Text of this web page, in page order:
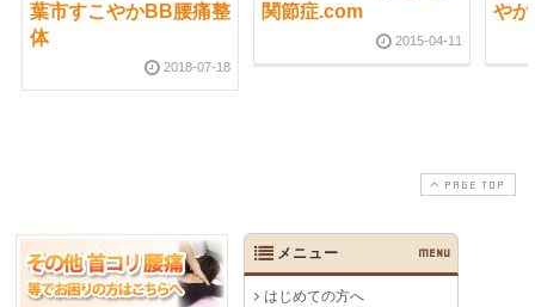
葉市すこやかBB腰痛整
体
2018-07-18
関節症.com
2015-04-11
や
PAGE TOP
メニュー MENU
はじめての方へ